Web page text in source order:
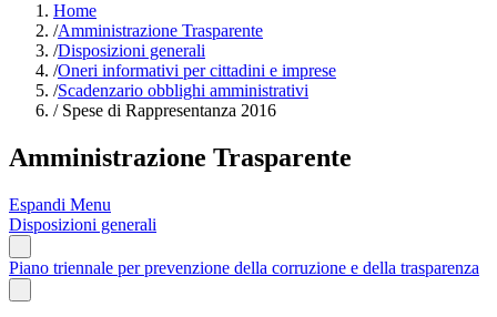
Home
/Amministrazione Trasparente
/Disposizioni generali
/Oneri informativi per cittadini e imprese
/Scadenzario obblighi amministrativi
/Spese di Rappresentanza 2016
Amministrazione Trasparente
Espandi Menu
Disposizioni generali
Piano triennale per prevenzione della corruzione e della trasparenza